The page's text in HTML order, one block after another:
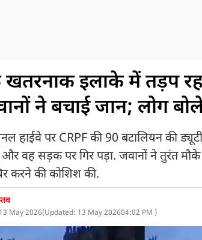
खतरनाक इलाके में तड़प
ने बचाई जान; लोग बोले-
हाईवे पर CRPF की 90 बटालियन की
वह सड़क पर गिर पड़ा. जवानों ने तुरंत मौके
करने की कोशिश की.
13 May 2026(Updated: 13 May 202604:02 PM )